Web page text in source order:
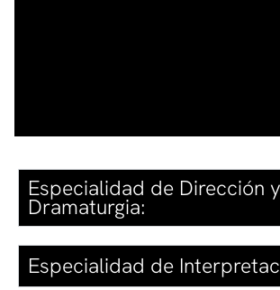
Especialidad de Dirección y
Dramaturgia:
Especialidad de